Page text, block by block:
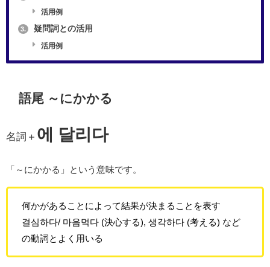
活用例
3. 疑問詞との活用
活用例
語尾 ～にかかる
名詞＋ 에 달리다
「～にかかる」という意味です。
何かがあることによって結果が決まることを表す
결심하다/ 마음먹다 (決心する), 생각하다 (考える) など
の動詞とよく用いる